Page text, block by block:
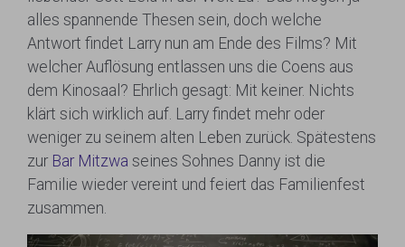
alles spannende Thesen sein, doch welche
Antwort findet Larry nun am Ende des Films? Mit
welcher Auflösung entlassen uns die Coens aus
dem Kinosaal? Ehrlich gesagt: Mit keiner. Nichts
klärt sich wirklich auf. Larry findet mehr oder
weniger zu seinem alten Leben zurück. Spätestens
zur Bar Mitzwa seines Sohnes Danny ist die
Familie wieder vereint und feiert das Familienfest
zusammen.